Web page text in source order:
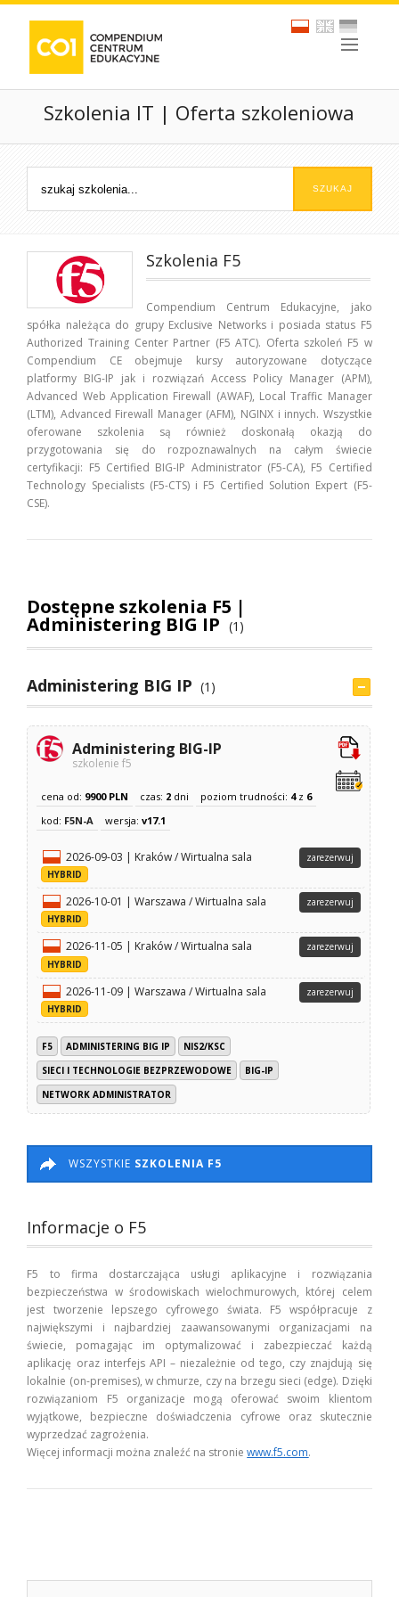
Szkolenia IT | Oferta szkoleniowa
Szkolenia F5
Compendium Centrum Edukacyjne, jako
spółka należąca do grupy Exclusive Networks i posiada status F5
Authorized Training Center Partner (F5 ATC). Oferta szkoleń F5 w
Compendium CE obejmuje kursy autoryzowane dotyczące
platformy BIG-IP jak i rozwiązań Access Policy Manager (APM),
Advanced Web Application Firewall (AWAF), Local Traffic Manager
(LTM), Advanced Firewall Manager (AFM), NGINX i innych. Wszystkie
oferowane szkolenia są również doskonałą okazją do
przygotowania się do rozpoznawalnych na całym świecie
certyfikacji: F5 Certified BIG-IP Administrator (F5-CA), F5 Certified
Technology Specialists (F5-CTS) i F5 Certified Solution Expert (F5-
CSE).
Dostępne szkolenia F5 |
Administering BIG IP (1)
Administering BIG IP (1)
Administering BIG-IP
szkolenie f5
cena od: 9900 PLN czas: 2 dni poziom trudności: 4z 6
kod: F5N-A wersja:v17.1
2026-09-03 | Kraków / Wirtualna sala
HYBRID
zarezerwuj
2026-10-01 | Warszawa / Wirtualna sala
HYBRID
zarezerwuj
2026-11-05 | Kraków / Wirtualna sala
HYBRID
zarezerwuj
2026-11-09 | Warszawa / Wirtualna sala
HYBRID
zarezerwuj
F5 ADMINISTERING BIG IP
NIS2/KSC
SIECI I TECHNOLOGIE BEZPRZEWODOWE
BIG-IP
NETWORK ADMINISTRATOR
WSZYSTKIE SZKOLENIA F5
Informacje o F5
F5 to firma dostarczająca usługi aplikacyjne i rozwiązania
bezpieczeństwa w środowiskach wielochmurowych, której celem
jest tworzenie lepszego cyfrowego świata. F5 współpracuje z
największymi i najbardziej zaawansowanymi organizacjami na
świecie, pomagając im optymalizować i zabezpieczać każdą
aplikację oraz interfejs API – niezależnie od tego, czy znajdują się
lokalnie (on-premises), w chmurze, czy na brzegu sieci (edge). Dzięki
rozwiązaniom F5 organizacje mogą oferować swoim klientom
wyjątkowe, bezpieczne doświadczenia cyfrowe oraz skutecznie
wyprzedzać zagrożenia.
Więcej informacji można znaleźć na stroniewww.f5.com.